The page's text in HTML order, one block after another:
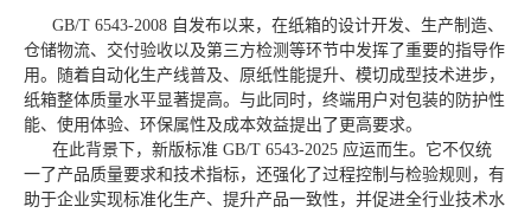
GB/T 6543-2008 自发布以来，在纸箱的设计开发、生产制造、
仓储物流、交付验收以及第三方检测等环节中发挥了重要的指导作
用。随着自动化生产线普及、原纸性能提升、模切成型技术进步，
纸箱整体质量水平显著提高。与此同时，终端用户对包装的防护性
能、使用体验、环保属性及成本效益提出了更高要求。
在此背景下，新版标准 GB/T 6543-2025 应运而生。它不仅统
一了产品质量要求和技术指标，还强化了过程控制与检验规则，有
助于企业实现标准化生产、提升产品一致性，并促进全行业技术水